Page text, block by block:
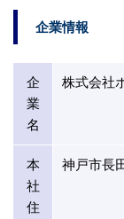
企業情報
企
業
名
株式会社
本
社
住
神戸市長